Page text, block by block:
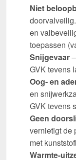
Niet
en
toepassen
Snijgevaar
GVK tevens
Oog- en
en
GVK tevens
Geen
vernietigt de
met
Warmte-